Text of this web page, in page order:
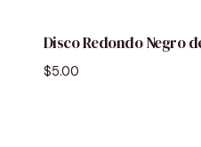
Disco Redondo Negro
$5.00